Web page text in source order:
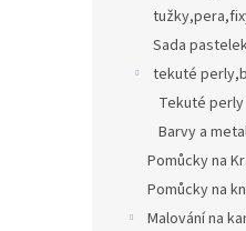
Sada
tekuté
Tekuté perly
Barvy a
Pomůcky na
Pomůcky na
Malování na